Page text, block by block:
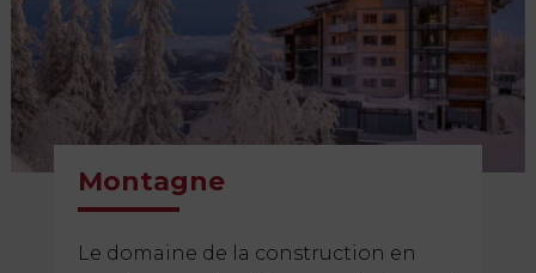
Montagne
Le domaine de la construction en